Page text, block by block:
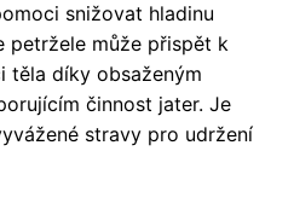
snižovat hladinu
petržele může přispět k
těla díky obsaženým
činnost jater. Je
stravy pro udržení